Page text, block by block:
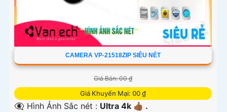
CAMERA VP-21518ZIP SIÊU NÉT
Giá Bán: 00 ₫
Giá Khuyến Mại: 00 ₫
👁️‍🗨 Hình Ảnh Sắc nét : Ultra 4k 👍🏾 .